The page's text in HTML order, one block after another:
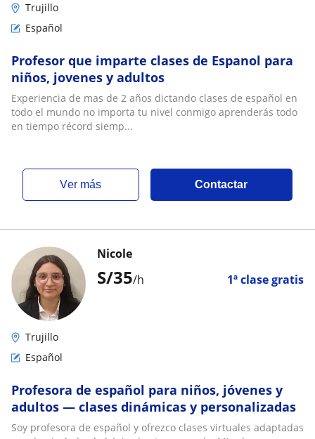
Trujillo
Español
Profesor que imparte clases de Espanol para
niños, jovenes y adultos
Experiencia de mas de 2 años dictando clases de español en
todo el mundo no importa tu nivel conmigo aprenderás todo
en tiempo récord siemp...
ver más Contactar
S/35/h 1ª clase gratis
Nicole
Trujillo
Español
Profesora de español para niños, jóvenes y
adultos — clases dinámicas y personalizadas
Soy profesora de español y ofrezco clases virtuales adaptadas